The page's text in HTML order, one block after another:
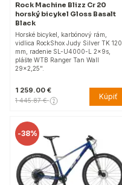
Rock Machine Blizz Cr 20
horský bicykel Gloss Basalt
Black
Horské bicykel, karbónový rám,
vidlica RockShox Judy Silver TK 120
mm, radenie SL-U4000-L 2x9s,
plášte WTB Ranger Tan Wall
29×2,25".
1 259.00 €
1 445.87 € Kúpiť
-38%